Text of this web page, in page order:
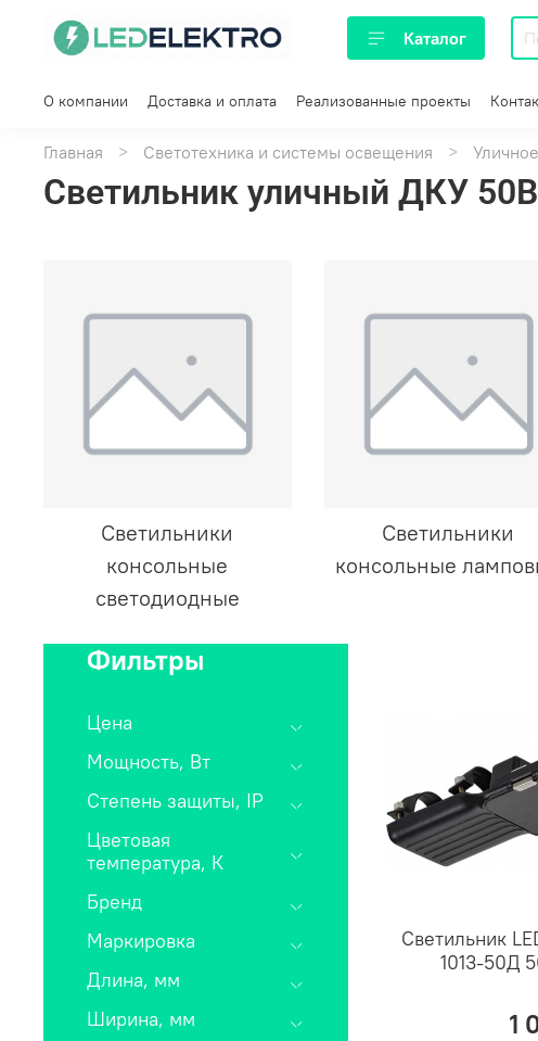
Каталог
О компании Доставка и оплата Реализованные проекты
Главная Светотехника и системы освещения
Светильник уличный ДКУ
Светильники
консольные
светодиодные
Светильники
консольные
Светильник
1013-50Д
1
Фильтры
Цена
Мощность, Вт
Степень защиты, IP
Цветовая
температура, К
Бренд
Маркировка
Длина, мм
Ширина, мм